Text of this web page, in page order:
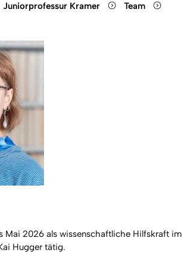
Juniorprofessur Kramer
Team
Mai 2026 als wissenschaftliche Hilfskraft im
Hugger tätig.